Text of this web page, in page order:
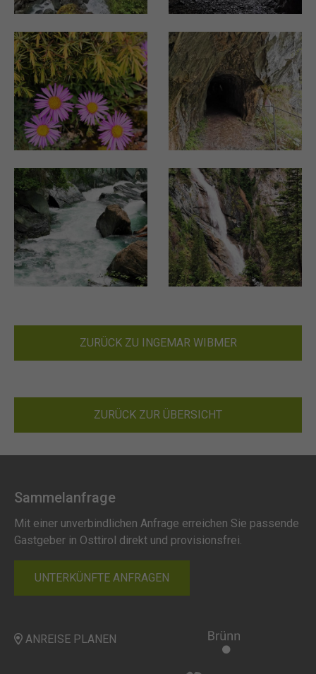
ZURÜCK ZU INGEMAR WIBMER
ZURÜCK ZUR ÜBERSICHT
Sammelanfrage
Mit einer unverbindlichen Anfrage erreichen Sie passende
Gastgeber in Osttirol direkt und provisionsfrei.
UNTERKÜNFTE ANFRAGEN
ANREISE PLANEN